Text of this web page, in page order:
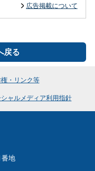
広告掲載について
戻る
・リンク等
シャルメディア利用指針
地